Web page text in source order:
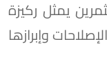
يمثل ركيزة
وإبرازها